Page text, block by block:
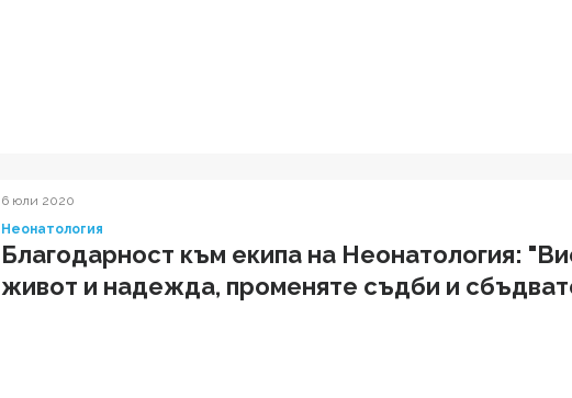
6 юли 2020
Неонатология
Благодарност към екипа на Неонатология:
живот и надежда, променяте съдби и